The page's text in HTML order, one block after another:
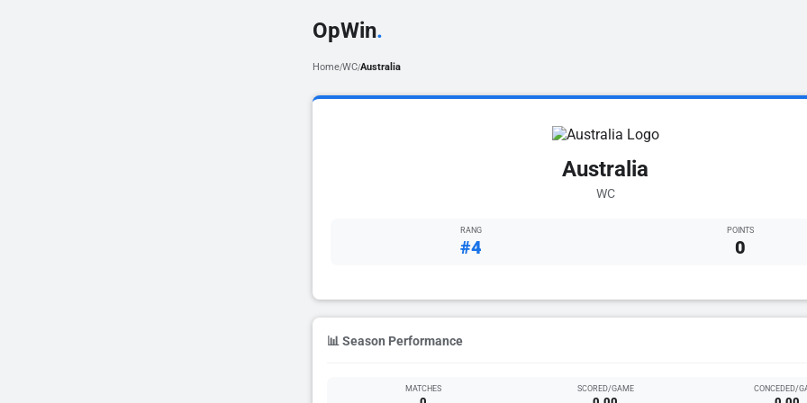
OpWin.
Home/WC/Australia
Australia
WC
RANG
#4
POINTS
0
📊 Season Performance
MATCHES SCORED/GAME CONCEDED/